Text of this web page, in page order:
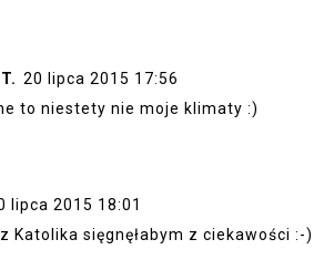
20 lipca 2015 17:56
to niestety nie moje klimaty :)
lipca 2015 18:01
Katolika sięgnęłabym z ciekawości :-)